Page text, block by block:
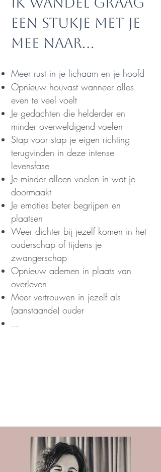
een stukje met je
mee naar...
Meer rust in je lichaam en je hoofd
Opnieuw houvast wanneer alles
even te veel voelt
Je gedachten die helderder en
minder overweldigend voelen
Stap voor stap je eigen richting
terugvinden in deze intense
levensfase
Je minder alleen voelen in wat je
doormaakt
Je emoties beter begrijpen en
plaatsen
Weer dichter bij jezelf komen in het
ouderschap of tijdens je
zwangerschap
Opnieuw ademen in plaats van
overleven
Meer vertrouwen in jezelf als
(aanstaande) ouder
....